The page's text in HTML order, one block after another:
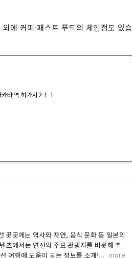
에 커피·패스트 푸드의 체인점도 있습
타역 히가시2-1-1
곳에는 역사와 자연, 음식 문화 등 일본의
츠에서는 연선의 주요 관광지를 비롯해 추
여행에 도움이 되는 정보를 소개합니다.more